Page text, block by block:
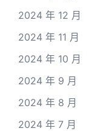
2024 年 12 月
2024 年 11 月
2024 年 10 月
2024 年 9 月
2024 年 8 月
2024 年 7 月